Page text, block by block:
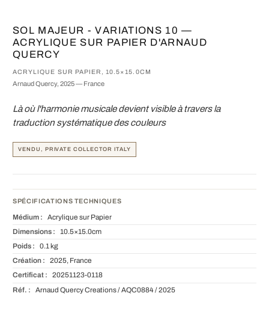
SOL MAJEUR - VARIATIONS 10 —
ACRYLIQUE SUR PAPIER D'ARNAUD
QUERCY
ACRYLIQUE SUR PAPIER, 10.5×15.0CM
Arnaud Quercy, 2025 — France
Là où l'harmonie musicale devient visible à travers la
traduction systématique des couleurs
VENDU, PRIVATE COLLECTOR ITALY
SPÉCIFICATIONS TECHNIQUES
Médium : Acrylique sur Papier
Dimensions : 10.5×15.0cm
Poids : 0.1 kg
Création : 2025, France
Certificat : 20251123-0118
Réf. : Arnaud Quercy Creations / AQC0884 / 2025